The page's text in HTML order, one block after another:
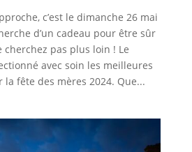
c’est le dimanche 26 mai
d’un cadeau pour être sûr
pas plus loin ! Le
avec soin les meilleures
la fête des mères 2024. Que...